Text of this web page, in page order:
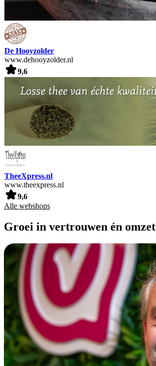
De Hooyzolder
www.dehooyzolder.nl
9,6
TheeXpress.nl
www.theexpress.nl
9,6
Alle webshops
Groei in vertrouwen én omzet